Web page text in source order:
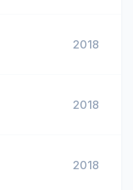
2018
2018
2018